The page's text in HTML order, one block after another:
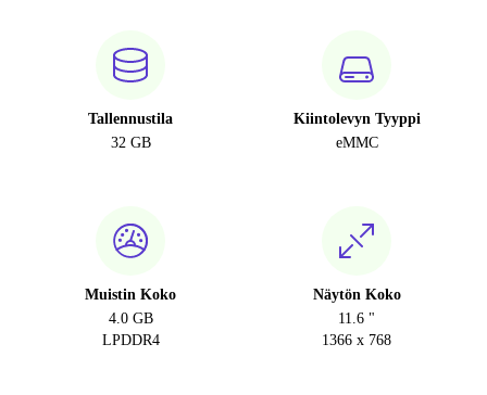
Tallennustila
32 GB
Kiintolevyn Tyyppi
eMMC
Muistin Koko
4.0 GB
LPDDR4
Näytön Koko
11.6 "
1366 x 768